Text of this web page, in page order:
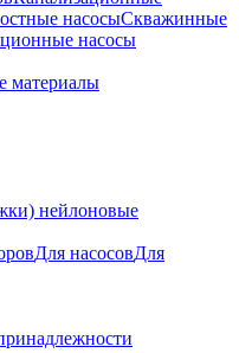
насосыСкважинные
насосы
нейлоновые
Для насосовДля